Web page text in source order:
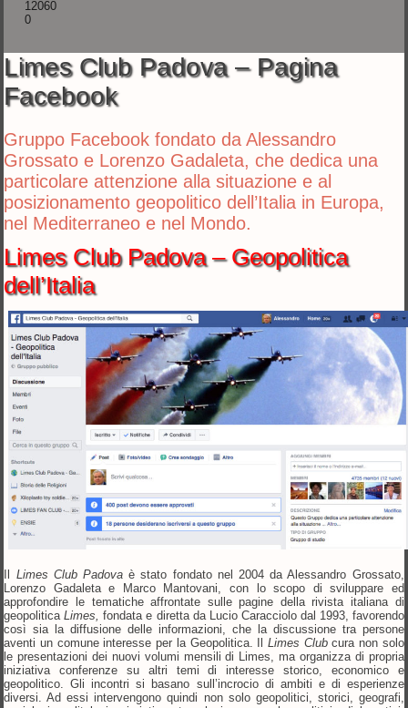
12060
0
Limes Club Padova – Pagina
Facebook
Gruppo Facebook fondato da Alessandro
Grossato e Lorenzo Gadaleta, che dedica una
particolare attenzione alla situazione e al
posizionamento geopolitico dell’Italia in Europa,
nel Mediterraneo e nel Mondo.
Limes Club Padova – Geopolitica
dell’Italia
Il Limes Club Padova è stato fondato nel 2004 da Alessandro Grossato,
Lorenzo Gadaleta e Marco Mantovani, con lo scopo di sviluppare ed
approfondire le tematiche affrontate sulle pagine della rivista italiana di
geopoliticaLimes, fondata e diretta da Lucio Caracciolo dal 1993, favorendo
così sia la diffusione delle informazioni, che la discussione tra persone
aventi un comune interesse per la Geopolitica. Il Limes Clubcura non solo
le presentazioni dei nuovi volumi mensili di Limes, ma organizza di propria
iniziativa conferenze su altri temi di interesse storico, economico e
geopolitico. Gli incontri si basano sull’incrocio di ambiti e di esperienze
diversi. Ad essi intervengono quindi non solo geopolitici, storici, geografi,